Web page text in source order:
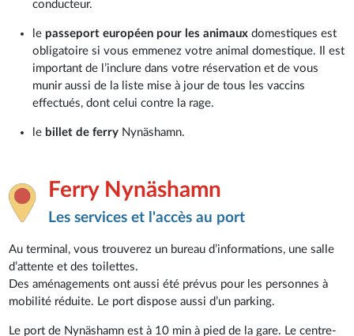
conducteur.
le passeport européen pour les animaux domestiques est
obligatoire si vous emmenez votre animal domestique. Il est
important de l’inclure dans votre réservation et de vous
munir aussi de la liste mise à jour de tous les vaccins
effectués, dont celui contre la rage.
le billet de ferry Nynäshamn.
Ferry Nynäshamn
Les services et l'accès au port
Au terminal, vous trouverez un bureau d’informations, une salle
d’attente et des toilettes.
Des aménagements ont aussi été prévus pour les personnes à
mobilité réduite. Le port dispose aussi d’un parking.
Le port de Nynäshamn est à 10 min à pied de la gare. Le centre-